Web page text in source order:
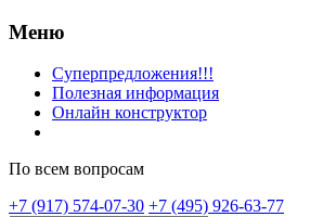
Меню
Суперпредложения!!!
Полезная информация
Онлайн конструктор
По всем вопросам
+7 (917) 574-07-30 +7 (495) 926-63-77